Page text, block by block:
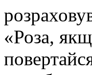
«Роза,